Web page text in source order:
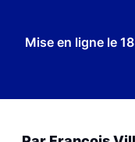
Mise en ligne le